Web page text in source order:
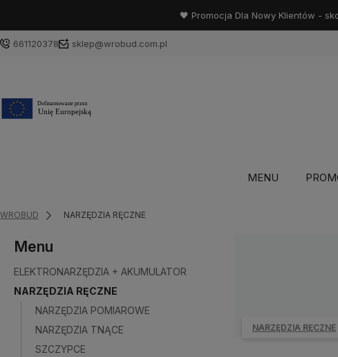
🖤 Promocja Dla Nowy Klientów -
661120378 sklep@wrobud.com.pl
MENU
WROBUD NARZĘDZIA RĘCZNE
Menu
ELEKTRONARZĘDZIA + AKUMULATOR
NARZĘDZIA RĘCZNE
NARZĘDZIA POMIAROWE
NARZĘDZIA TNĄCE
SZCZYPCE
NARZĘDZIA RĘCZNE